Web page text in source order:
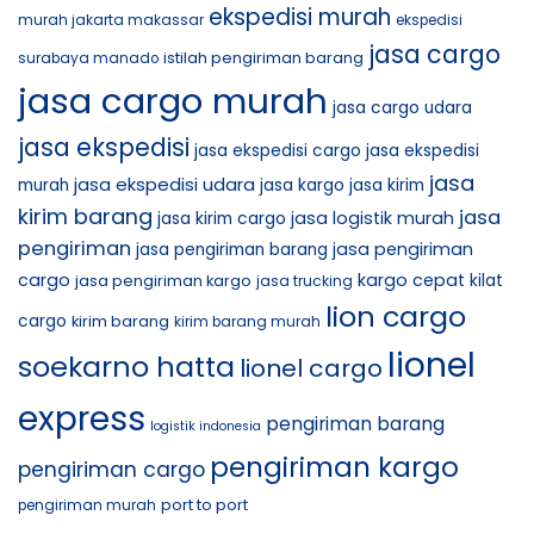
murah jakarta makassar ekspedisi murah ekspedisi
surabaya manado istilah pengiriman barang jasa cargo
jasa cargo murah jasa cargo udara
jasa ekspedisi jasa ekspedisi cargo jasa ekspedisi
murah jasa ekspedisi udara jasa kargo jasa kirim jasa
kirim barang jasa kirim cargo jasa logistik murah jasa
pengiriman jasa pengiriman barang jasa pengiriman
cargo jasa pengiriman kargo jasa trucking kargo cepat kilat
cargo kirim barang kirim barang murah lion cargo
soekarno hatta lionel cargo lionel
express logistik indonesia pengiriman barang
pengiriman cargo pengiriman kargo
pengiriman murah port to port